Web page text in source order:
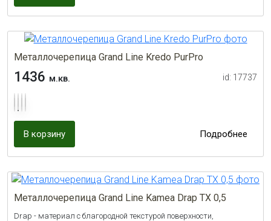
Металлочерепица Grand Line Kredo PurPro
1436 м.кв. id: 17737
В корзину Подробнее
Металлочерепица Grand Line Kamea Drap TX 0,5
Drap - материал с благородной текстурой поверхности,